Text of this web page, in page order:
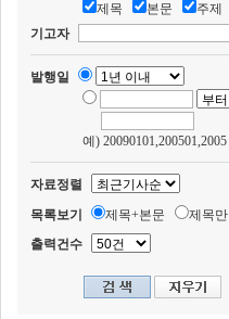
제목
본문
주제
기고자
발행일
예) 20090101,200501,2005
자료정렬
목록보기
제목+본문
제목만
출력건수